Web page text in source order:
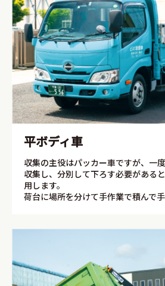
平ボディ車
収集の主役はパッカー車ですが、一
収集し、分別して下ろす必要がある
用します。
荷台に場所を分けて手作業で積んで手